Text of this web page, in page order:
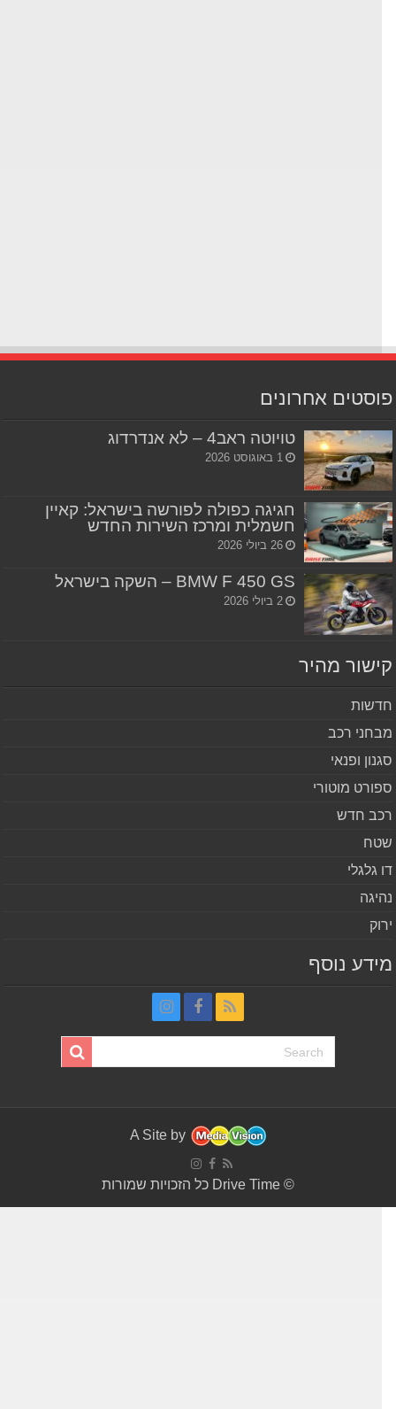
אחרונים
טויוטה ראב4 – לא אנדרדוג
1 באוגוסט 2026
חגיגה כפולה לפורשה בישראל: קאיין
חשמלית ומרכז השירות החדש
26 ביולי 2026
BMW F 450 GS – השקה בישראל
2 ביולי 2026
מהיר
רכב
ופנאי
מוטורי
חדש
גלגלי
נוסף
A Site by